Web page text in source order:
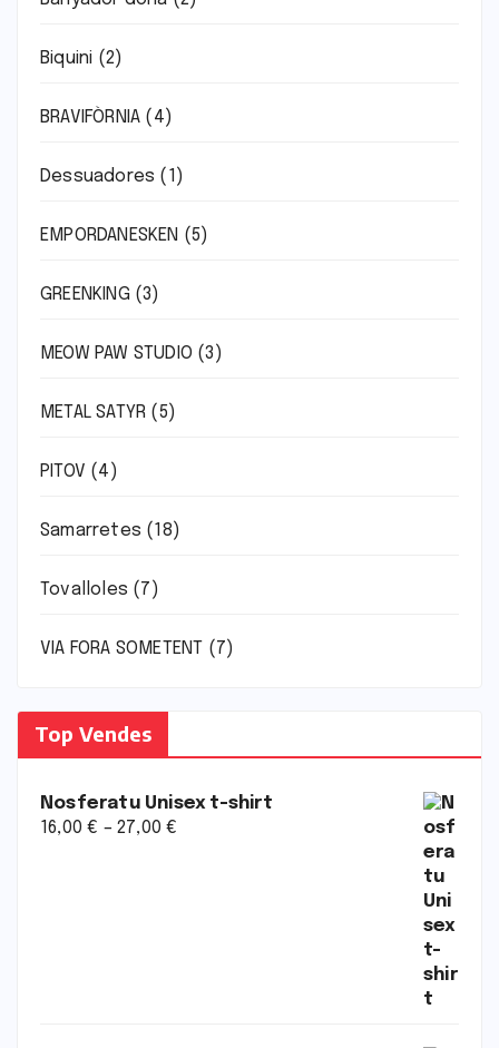
Biquini (2)
BRAVIFÒRNIA (4)
Dessuadores (1)
EMPORDANESKEN (5)
GREENKING (3)
MEOW PAW STUDIO (3)
METAL SATYR (5)
PITOV (4)
Samarretes (18)
Tovalloles (7)
VIA FORA SOMETENT (7)
Top Vendes
Nosferatu Unisex t-shirt
16,00€ – 27,00€